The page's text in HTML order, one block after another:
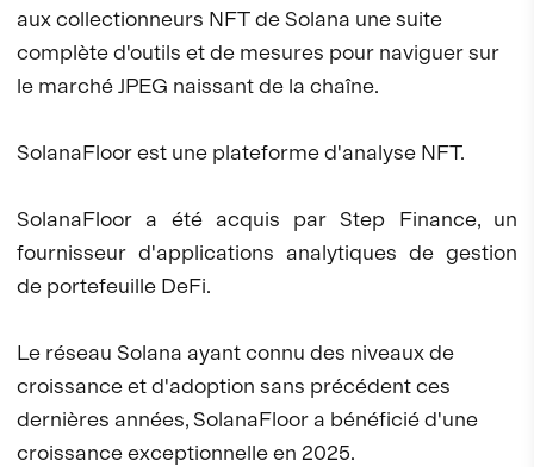
aux collectionneurs NFT de Solana une suite
complète d'outils et de mesures pour naviguer sur
le marché JPEG naissant de la chaîne.
SolanaFloor est une plateforme d'analyse NFT.
SolanaFloor a été acquis par Step Finance, un
fournisseur d'applications analytiques de gestion
de portefeuille DeFi.
Le réseau Solana ayant connu des niveaux de
croissance et d'adoption sans précédent ces
dernières années, SolanaFloor a bénéficié d'une
croissance exceptionnelle en 2025.